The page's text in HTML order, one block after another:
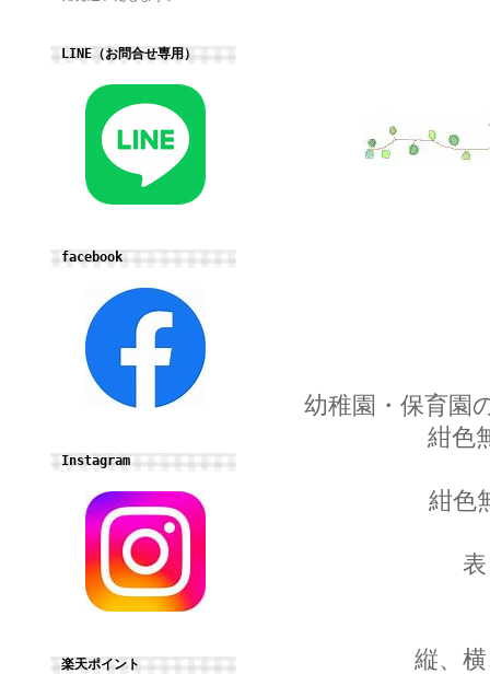
LINE（お問合せ専用）
facebook
Instagram
楽天ポイント
幼稚園・保育園
紺色
紺色
縦、